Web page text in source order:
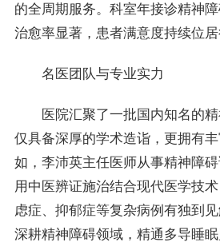
的全周期服务。科室年接诊精神
治愈率显著，患者满意度持续位居
名医团队与专业实力
医院汇聚了一批国内知名的精
仅具备深厚的学术造诣，更拥有
如，李沛英主任医师从事精神障
用中医辨证施治结合现代医学技
虑症、抑郁症等复杂病例有独到
深耕精神障碍领域，精通多导睡